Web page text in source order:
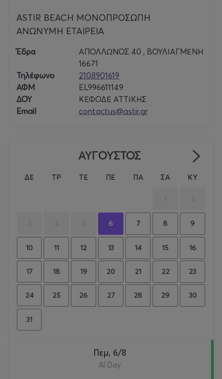
ASTIR BEACH ΜΟΝΟΠΡΟΣΩΠΗ
ΑΝΩΝΥΜΗ ΕΤΑΙΡΕΙΑ
Έδρα
ΑΠΟΛΛΩΝΟΣ 40 , ΒΟΥΛΙΑΓΜΕΝΗ
16671
Τηλέφωνο
2108901619
ΑΦΜ
EL996611149
ΔΟΥ
ΚΕΦΟΔΕ ΑΤΤΙΚΗΣ
Email
contactus@astir.gr
ΑΥΓΟΥΣΤΟΣ
ΔΕ ΤΡ ΤΕ ΠΕ ΠΑ ΣΑ ΚΥ
6 7 8 9
10 11 12 13 14 15 16
17 18 19 20 21 22 23
24 25 26 27 28 29 30
31
Πεμ, 6/8
Al Day